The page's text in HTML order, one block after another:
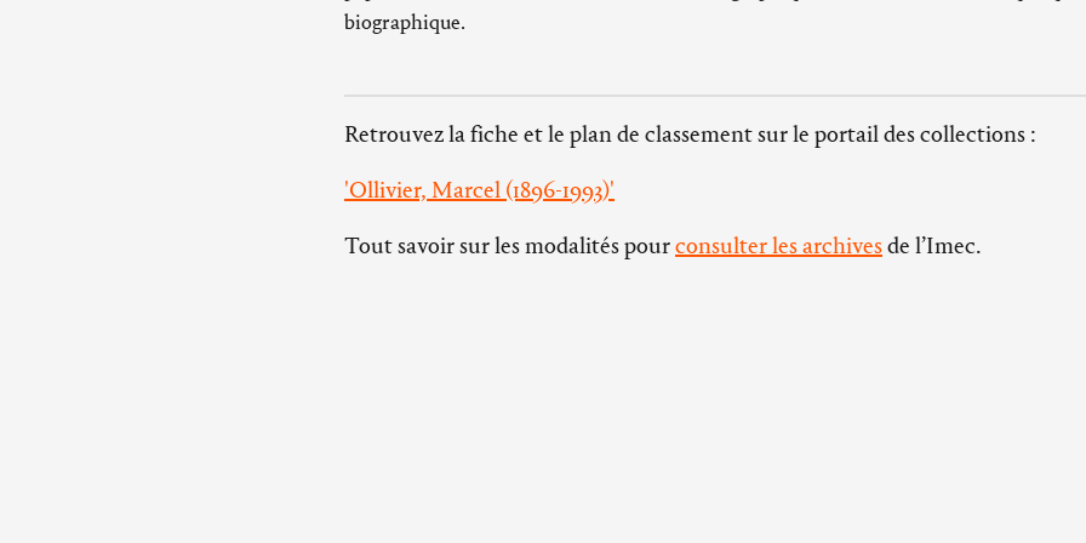
biographique.
Retrouvez la fiche et le plan de classement sur le portail des collections :
'Ollivier, Marcel (1896-1993)'
Tout savoir sur les modalités pourconsulter les archivesde l’Imec.